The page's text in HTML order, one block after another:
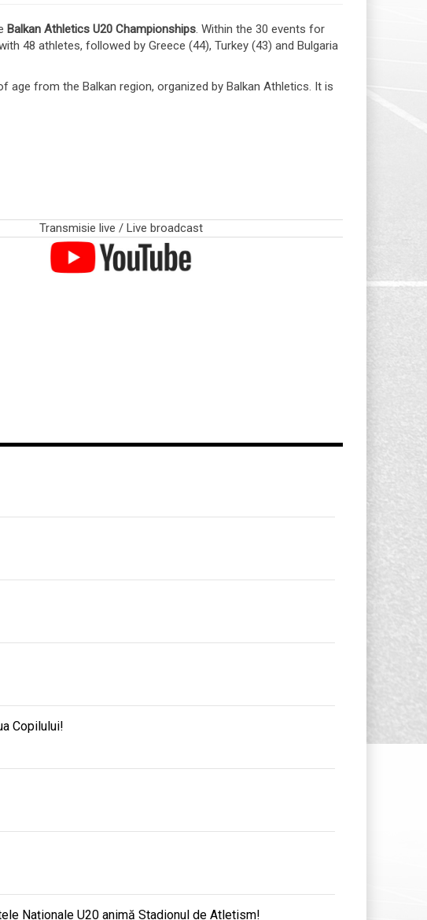
Balkan Athletics U20 Championships. Within the 30 events for
48 athletes, followed by Greece (44), Turkey (43) and Bulgaria
from the Balkan region, organized by Balkan Athletics. It is
Transmisie live / Live broadcast
Copilului!
Naționale U20 animă Stadionul de Atletism!